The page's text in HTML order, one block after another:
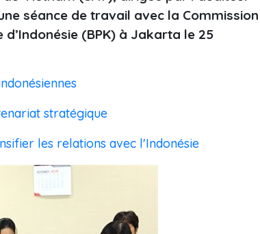
séance de travail avec la Commission
(BPK) à Jakarta le 25
stratégique
les relations avec l'Indonésie